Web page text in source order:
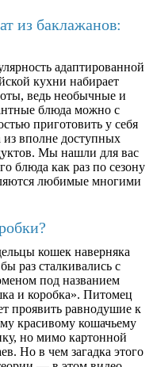
из баклажанов:
адаптированной
кухни набирает
ведь необычные и
блюда можно с
приготовить у себя
из вполне доступных
Мы нашли для вас
блюда как раз по сезону
любимые многими
кошек наверняка
раз сталкивались с
под названием
и коробка». Питомец
проявить равнодушие к
красивому кошачьему
но мимо картонной
Но в чем загадка этого